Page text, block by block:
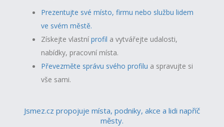
Prezentujte své místo, firmu nebo službu lidem
ve svém městě.
Získejte vlastníprofil a vytvářejte udalosti,
nabídky, pracovní místa.
Převezměte správu svého profilu a spravujte si
vše sami.
Jsmez.cz propojuje místa, podniky, akce a lidi napříč
městy.